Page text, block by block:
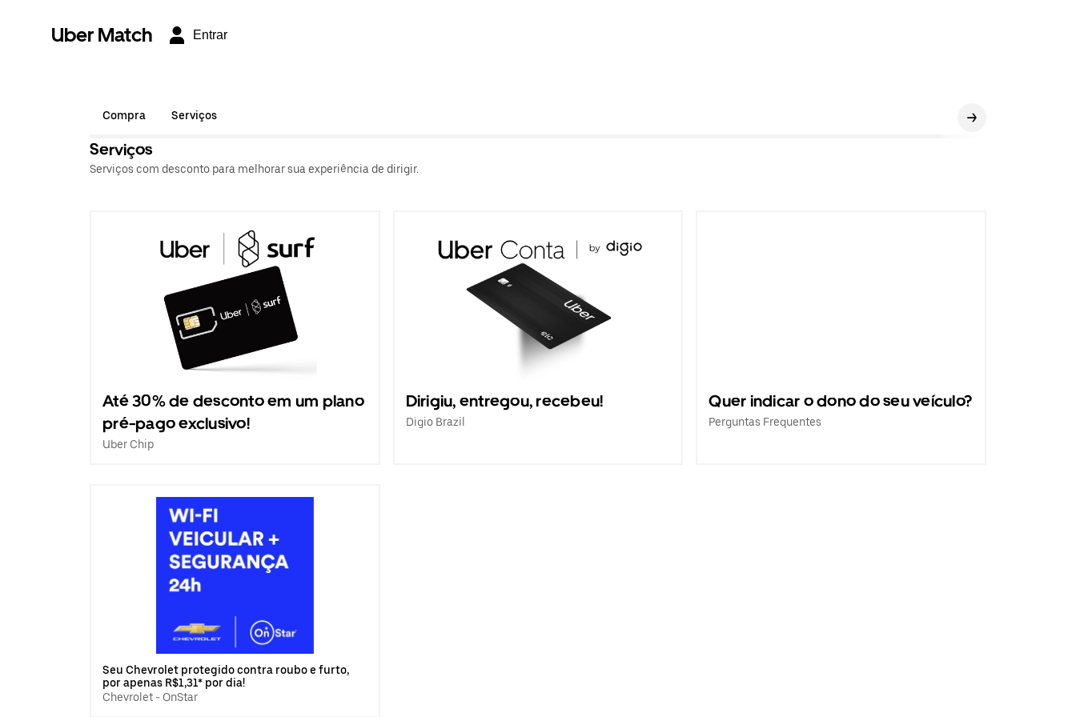
Uber Match Entrar
Compra Serviços
Serviços
Serviços com desconto para melhorar sua experiência de dirigir.
Até 30% de desconto em um plano
pré-pago exclusivo!
Uber Chip
Dirigiu, entregou, recebeu!
Digio Brazil
Quer indicar o dono do seu veículo?
Perguntas Frequentes
Seu Chevrolet protegido contra roubo e furto,
por apenas R$1,31* por dia!
Chevrolet - OnStar